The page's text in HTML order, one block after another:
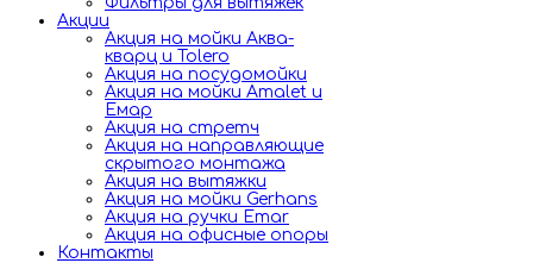
Акции
Акция на мойки Аква-
кварц и Tolero
Акция на посудомойки
Акция на мойки Amalet и
Емар
Акция на стретч
Акция на направляющие
скрытого монтажа
Акция на вытяжки
Акция на мойки Gerhans
Акция на ручки Emar
Акция на офисные опоры
Контакты